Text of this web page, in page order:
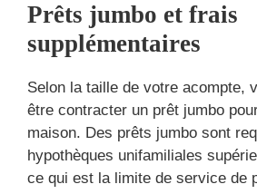
Prêts jumbo et frais
supplémentaires
Selon la taille de votre acompte,
être contracter un prêt jumbo
maison. Des prêts jumbo sont
hypothèques unifamiliales
ce qui est la limite de service de